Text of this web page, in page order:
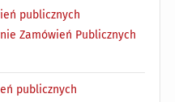
publicznych
Zamówień Publicznych
publicznych